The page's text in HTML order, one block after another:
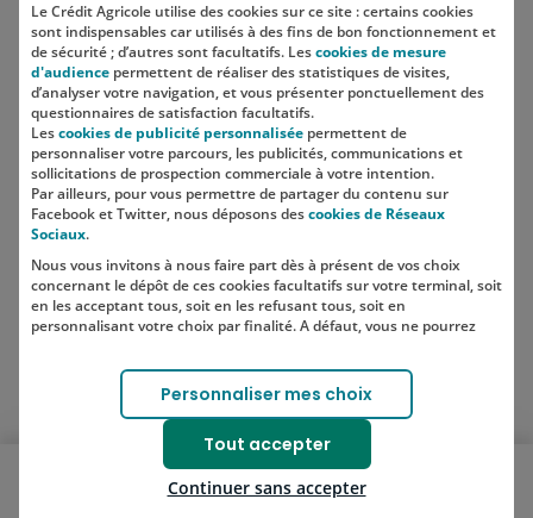
Localisation
SUIVEZ-NOUS SUR LES RÉSEAUX
SOCIAUX
Lien vers le compte Instagram
Lien vers le compte TikTok
Ouvrir le menu mobile
Bons plans Blog
Le Crédit Agricole utilise des cookies sur ce site : certains cookies
sont indispensables car utilisés à des fins de bon fonctionnement et
de sécurité ; d’autres sont facultatifs. Lescookies de mesure
d'audience permettent de réaliser des statistiques de visites,
d’analyser votre navigation, et vous présenter ponctuellement des
questionnaires de satisfaction facultatifs.
Lescookies de publicité personnalisée permettent de
personnaliser votre parcours, les publicités, communications et
sollicitations de prospection commerciale à votre intention.
Par ailleurs, pour vous permettre de partager du contenu sur
Facebook et Twitter, nous déposons descookies de Réseaux
Sociaux.
Nous vous invitons à nous faire part dès à présent de vos choix
concernant le dépôt de ces cookies facultatifs sur votre terminal, soit
en les acceptant tous, soit en les refusant tous, soit en
personnalisant votre choix par finalité. A défaut, vous ne pourrez
Votre choix est libre et peut être modifié à tout moment, en cliquant
sur le lien "Cookies", en bas de page.
Pour en savoir plus sur les responsables de traitement et les
finalités, cliquez sur "Personnaliser mes choix".
Personnaliser mes choix
Tout accepter
Continuer sans accepter